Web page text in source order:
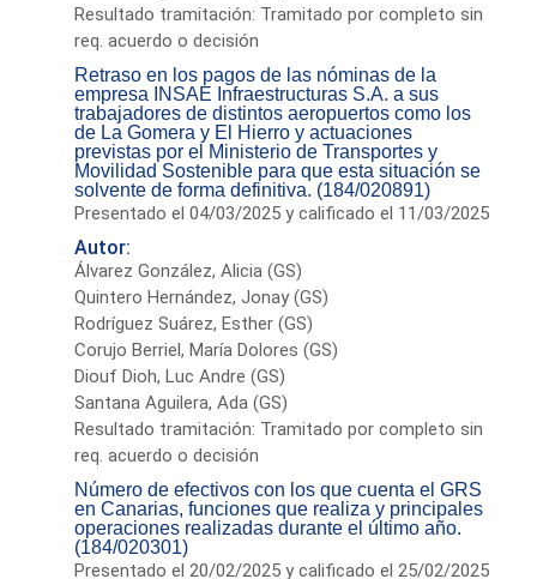
Resultado tramitación: Tramitado por completo sin
req. acuerdo o decisión
Retraso en los pagos de las nóminas de la
empresa INSAE Infraestructuras S.A. a sus
trabajadores de distintos aeropuertos como los
de La Gomera y El Hierro y actuaciones
previstas por el Ministerio de Transportes y
Movilidad Sostenible para que esta situación se
solvente de forma definitiva. (184/020891)
Presentado el 04/03/2025 y calificado el 11/03/2025
Autor:
Álvarez González, Alicia (GS)
Quintero Hernández, Jonay (GS)
Rodríguez Suárez, Esther (GS)
Corujo Berriel, María Dolores (GS)
Diouf Dioh, Luc Andre (GS)
Santana Aguilera, Ada (GS)
Resultado tramitación: Tramitado por completo sin
req. acuerdo o decisión
Número de efectivos con los que cuenta el GRS
en Canarias, funciones que realiza y principales
operaciones realizadas durante el último año.
(184/020301)
Presentado el 20/02/2025 y calificado el 25/02/2025